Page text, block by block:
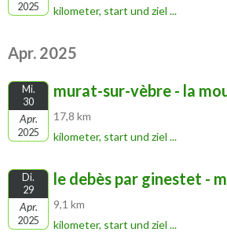
2025
kilometer, start und ziel ...
Apr. 2025
Mi.
30
Apr.
2025
murat-sur-vèbre - la
17,8 km
kilometer, start und ziel ...
Di.
29
Apr.
2025
le debès par ginestet -
9,1 km
kilometer, start und ziel ...